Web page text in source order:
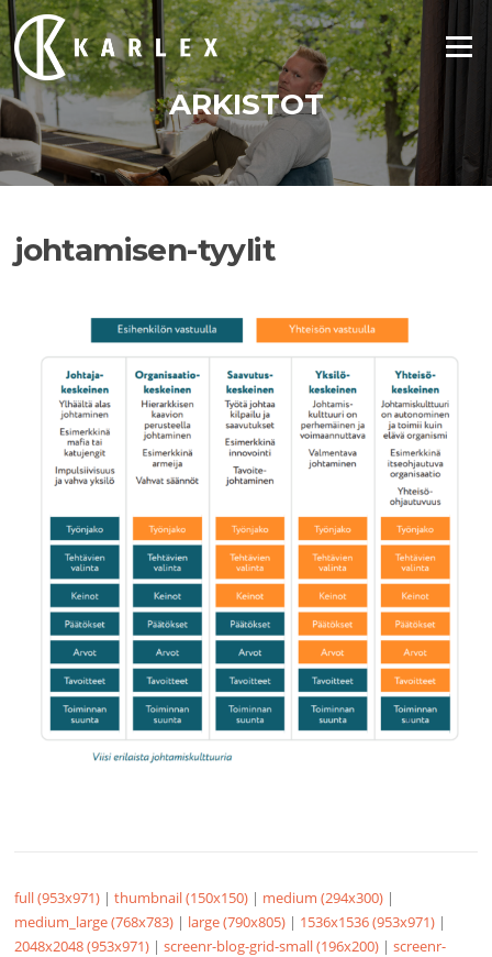
Siirry
suoraan
sisältöön
Valikko
ARKISTOT
johtamisen-tyylit
full (953x971) |thumbnail (150x150) | medium (294x300) |
medium_large (768x783) | large (790x805) | 1536x1536 (953x971) |
2048x2048 (953x971) |screenr-blog-grid-small (196x200) |screenr-